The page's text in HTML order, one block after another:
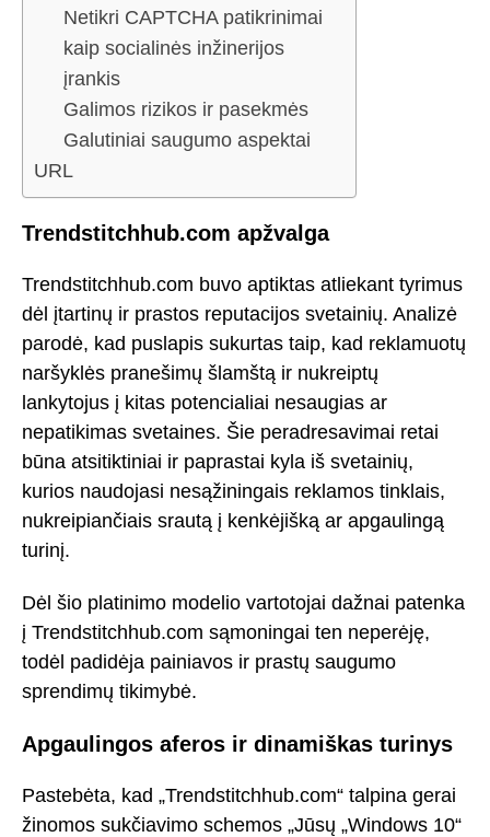
Netikri CAPTCHA patikrinimai
kaip socialinės inžinerijos
įrankis
Galimos rizikos ir pasekmės
Galutiniai saugumo aspektai
URL
Trendstitchhub.com apžvalga
Trendstitchhub.com buvo aptiktas atliekant tyrimus
dėl įtartinų ir prastos reputacijos svetainių. Analizė
parodė, kad puslapis sukurtas taip, kad reklamuotų
naršyklės pranešimų šlamštą ir nukreiptų
lankytojus į kitas potencialiai nesaugias ar
nepatikimas svetaines. Šie peradresavimai retai
būna atsitiktiniai ir paprastai kyla iš svetainių,
kurios naudojasi nesąžiningais reklamos tinklais,
nukreipiančiais srautą į kenkėjišką ar apgaulingą
turinį.
Dėl šio platinimo modelio vartotojai dažnai patenka
į Trendstitchhub.com sąmoningai ten neperėję,
todėl padidėja painiavos ir prastų saugumo
sprendimų tikimybė.
Apgaulingos aferos ir dinamiškas turinys
Pastebėta, kad „Trendstitchhub.com“ talpina gerai
žinomos sukčiavimo schemos „Jūsų „Windows 10“